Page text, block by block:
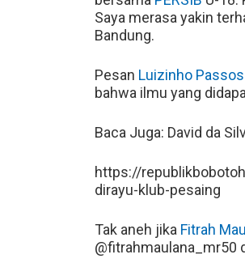
Saya merasa yakin
Bandung.
Pesan Luizinho Passos
bahwa ilmu yang
Baca Juga: David da
https://
dirayu-klub-pesaing
Tak aneh jika Fitrah
@fitrahmaulana_mr50